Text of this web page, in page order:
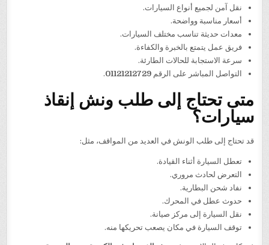
نقل آمن لجميع أنواع السيارات.
أسعار مناسبة وواضحة.
معدات حديثة تناسب مختلف السيارات.
فريق عمل يتمتع بالخبرة والكفاءة.
سرعة الاستجابة للحالات الطارئة.
التواصل المباشر على الرقم01121212729
.
متى تحتاج إلى طلب ونش إنقاذ
سيارات؟
قد تحتاج إلى طلب الونش في العديد من المواقف، مثل:
تعطل السيارة أثناء القيادة.
التعرض لحادث مروري.
نفاد شحن البطارية.
حدوث عطل في المحرك.
نقل السيارة إلى مركز صيانة.
توقف السيارة في مكان يصعب تحريكها منه.